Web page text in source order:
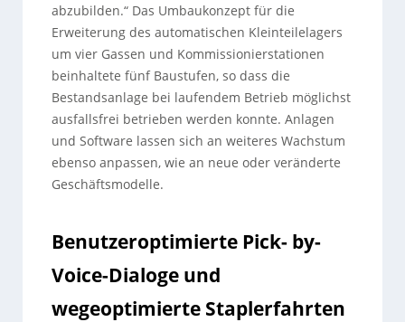
abzubilden.“ Das Umbaukonzept für die
Erweiterung des automatischen Kleinteilelagers
um vier Gassen und Kommissionierstationen
beinhaltete fünf Baustufen, so dass die
Bestandsanlage bei laufendem Betrieb möglichst
ausfallsfrei betrieben werden konnte. Anlagen
und Software lassen sich an weiteres Wachstum
ebenso anpassen, wie an neue oder veränderte
Geschäftsmodelle.
Benutzeroptimierte Pick- by-
Voice-Dialoge und
wegeoptimierte Staplerfahrten